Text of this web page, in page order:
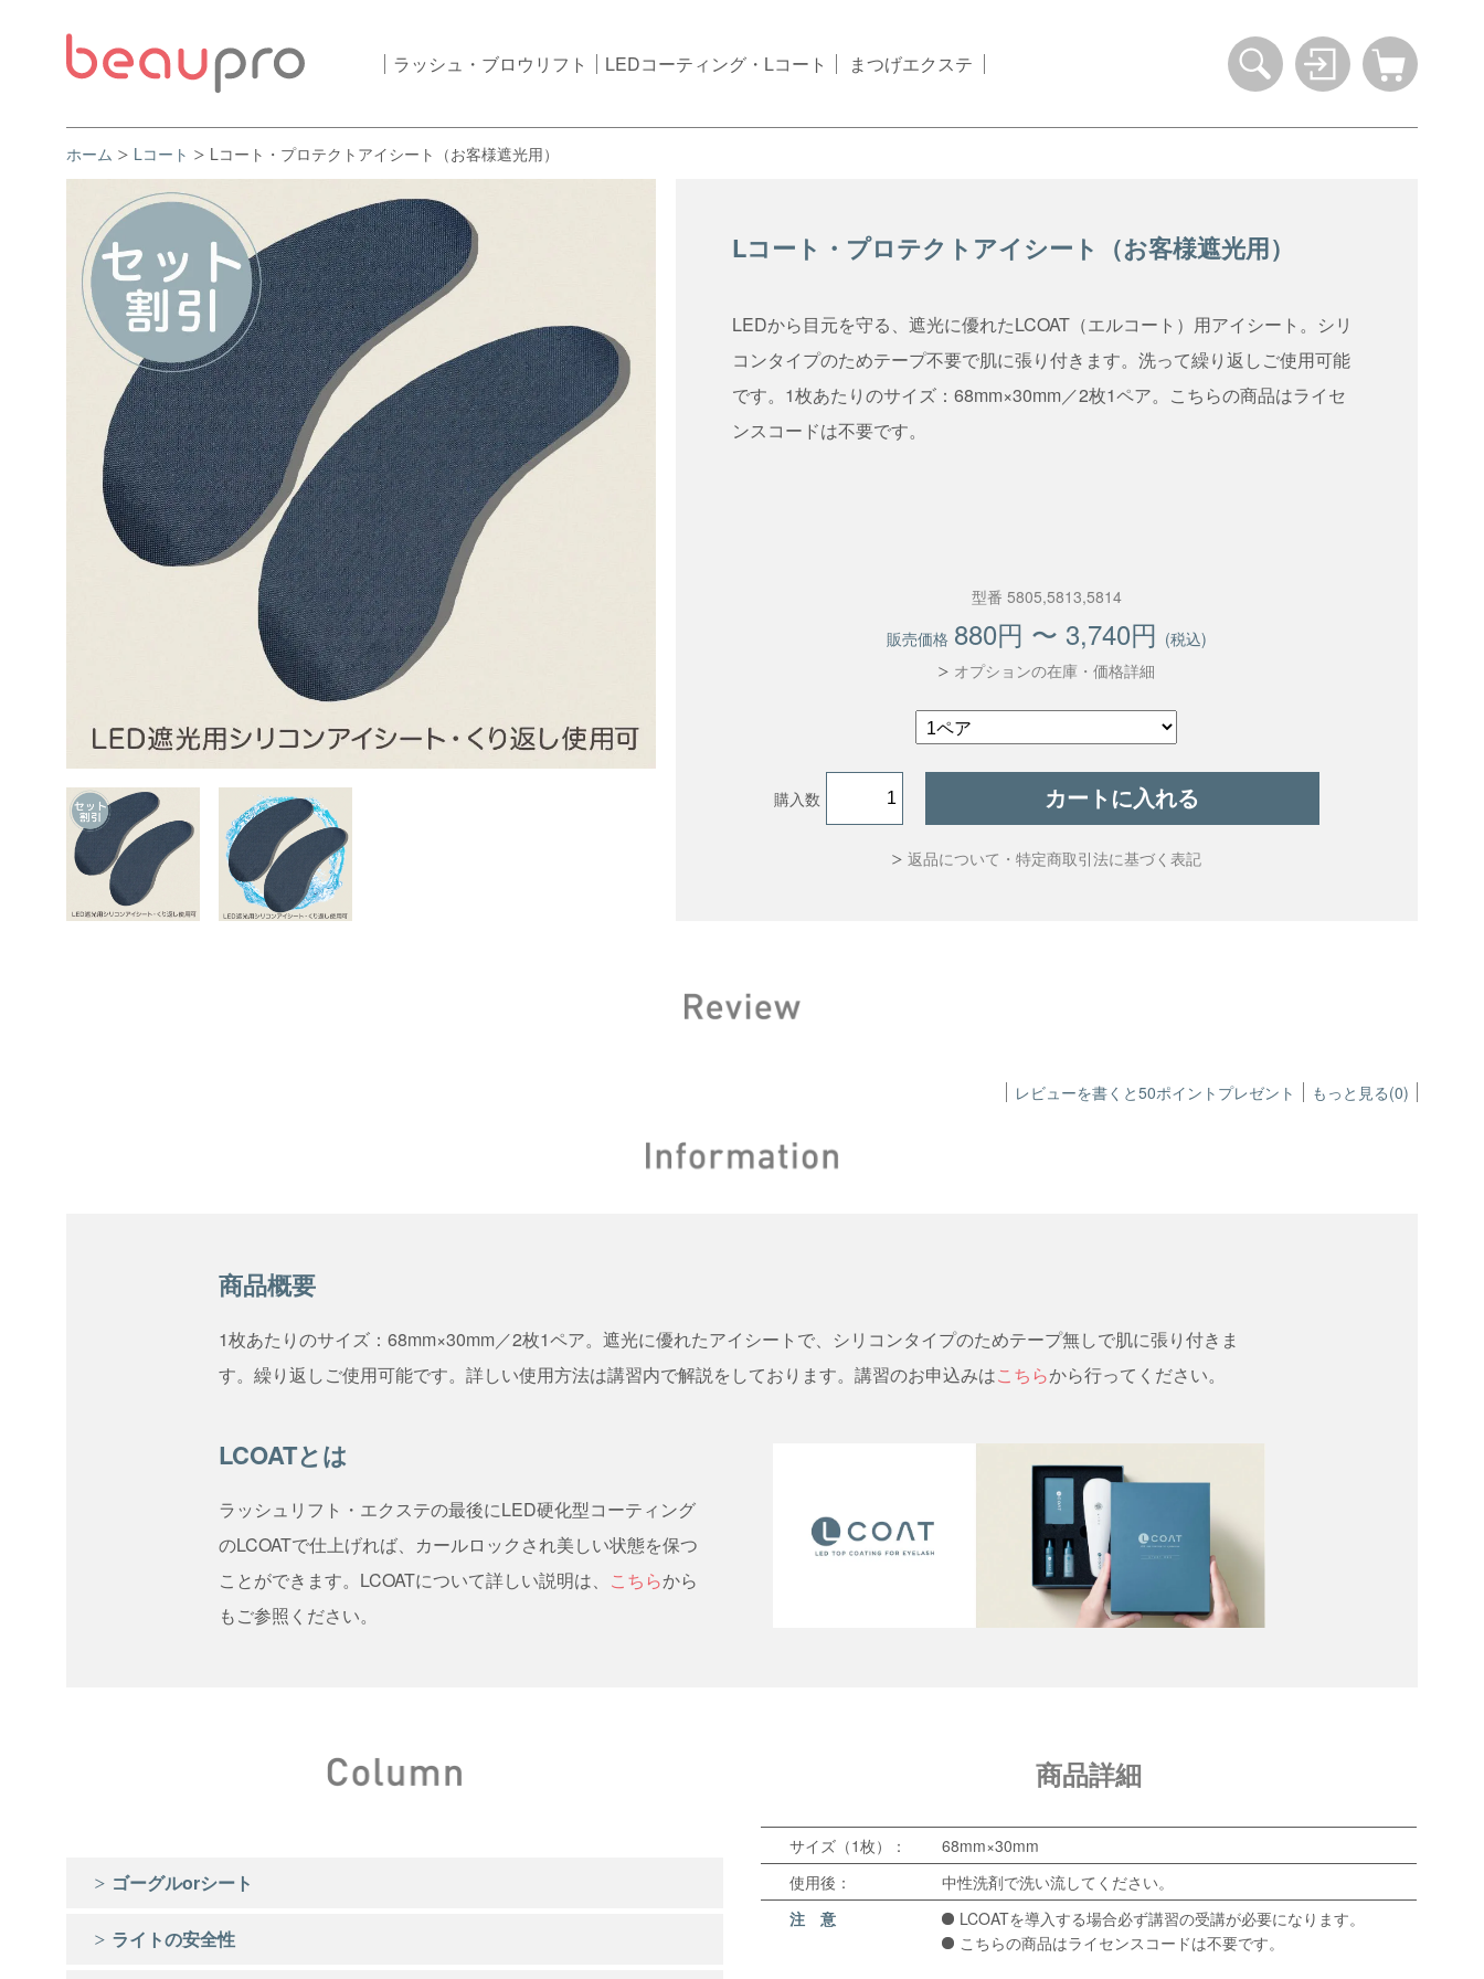
ラッシュ・ブロウリフト LEDコーティング・Lコート まつげエクステ
ホーム Lコート Lコート・プロテクトアイシート（お客様遮光用）
Lコート・プロテクトアイシート（お客様遮光用）
LEDから目元を守る、遮光に優れたLCOAT（エルコート）用アイシート。シリ
コンタイプのためテープ不要で肌に張り付きます。洗って繰り返しご使用可能
です。1枚あたりのサイズ：68mm×30mm／2枚1ペア。こちらの商品はライセ
ンスコードは不要です。
型番 5805,5813,5814
販売価格 880円 〜 3,740円 (税込)
オプションの在庫・価格詳細
購入数 カートに入れる
返品について・特定商取引法に基づく表記
レビューを書くと50ポイントプレゼント もっと見る(0)
商品概要
1枚あたりのサイズ：68mm×30mm／2枚1ペア。遮光に優れたアイシートで、シリコンタイプのためテープ無しで肌に張り付きま
す。繰り返しご使用可能です。詳しい使用方法は講習内で解説をしております。講習のお申込みはこちらから行ってください。
LCOATとは
ラッシュリフト・エクステの最後にLED硬化型コーティング
のLCOATで仕上げれば、カールロックされ美しい状態を保つ
ことができます。LCOATについて詳しい説明は、 こちらから
もご参照ください。
ゴーグルorシート
ライトの安全性
商品詳細
サイズ（1枚）：
68mm×30mm
使用後：
中性洗剤で洗い流してください。
注 意
LCOATを導入する場合必ず講習の受講が必要になります。
こちらの商品はライセンスコードは不要です。